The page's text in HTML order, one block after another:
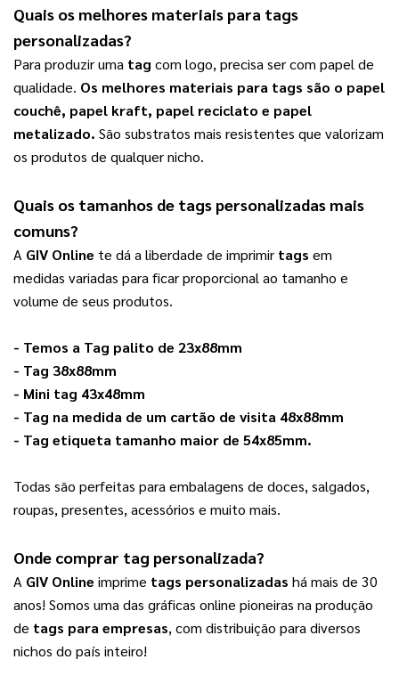
Quais os melhores materiais para tags
personalizadas?
Para produzir uma tag com logo, precisa ser com papel de
qualidade. Os melhores materiais para tags são o papel
couchê, papel kraft, papel reciclato e papel
metalizado. São substratos mais resistentes que valorizam
os produtos de qualquer nicho.
Quais os tamanhos de tags personalizadas mais
comuns?
A GIV Online te dá a liberdade de imprimir tags em
medidas variadas para ficar proporcional ao tamanho e
volume de seus produtos.
- Temos a Tag palito de 23x88mm
- Tag 38x88mm
- Mini tag 43x48mm
- Tag na medida de um cartão de visita 48x88mm
- Tag etiqueta tamanho maior de 54x85mm.
Todas são perfeitas para embalagens de doces, salgados,
roupas, presentes, acessórios e muito mais.
Onde comprar tag personalizada?
A GIV Online imprime tags personalizadas há mais de 30
anos! Somos uma das gráficas online pioneiras na produção
de tags para empresas, com distribuição para diversos
nichos do país inteiro!